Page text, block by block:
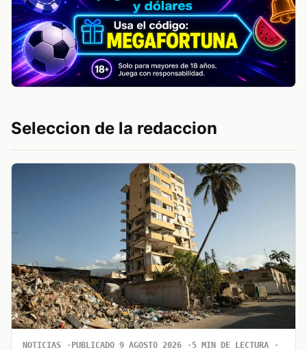
Seleccion de la redaccion
NOTICIAS PUBLICADO 9 AGOSTO 2026 5 MIN DE LECTURA